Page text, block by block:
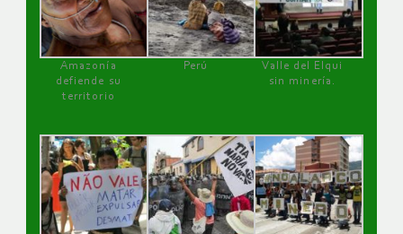
Amazonía
defiende su
territorio
Perú
Valle del Elqui
sin minería.